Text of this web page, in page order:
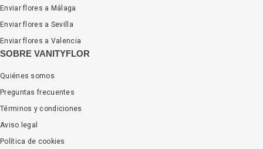
Enviar flores a Málaga
Enviar flores a Sevilla
Enviar flores a Valencia
SOBRE VANITYFLOR
Quiénes somos
Preguntas frecuentes
Términos y condiciones
Aviso legal
Política de cookies